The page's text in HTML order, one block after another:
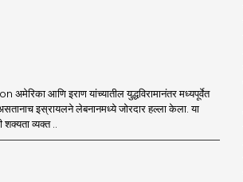
आणि इराण यांच्यातील युद्धविरामानंतर मध्यपूर्वेत
इस्रायलने लेबनानमध्ये जोरदार हल्ला केला. या
शक्यता व्यक्त ..